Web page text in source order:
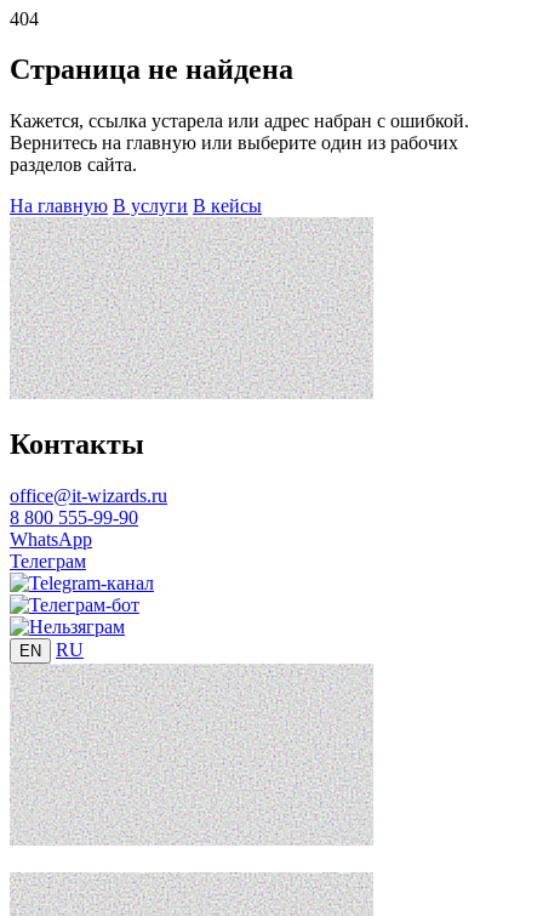
404
Страница не найдена
Кажется, ссылка устарела или адрес набран с ошибкой.
Вернитесь на главную или выберите один из рабочих
разделов сайта.
На главную В услуги В кейсы
Контакты
office@it-wizards.ru
8 800 555-99-90
WhatsApp
Телеграм
EN RU